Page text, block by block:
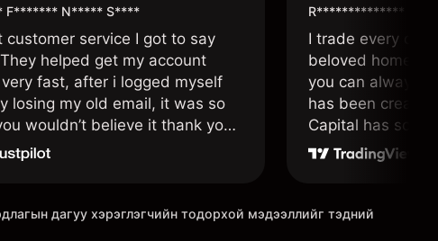
F******* N***** S****
customer service I got to say
helped get my account
fast, after i logged myself
losing my old email, it was so
wouldn’t believe it thank you
R**************
I trade every day
beloved home. I
you can always
has been
Capital has soul!
дагуу хэрэглэгчийн тодорхой мэдээллийг тэдний